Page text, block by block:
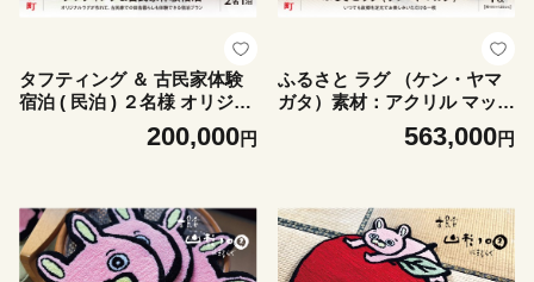
タフティング ＆ 古民家体験
宿泊 ( 民泊 ) ２名様 オリジナ
ルラグが作れる 宿泊 体験 体
験チケット 素泊まり BBQ 山
200,000円
ふるさと ラグ （ケン・ヤマ
ガタ）素材：アクリル マット
インテリア 山形県 朝日町 山
563,000円